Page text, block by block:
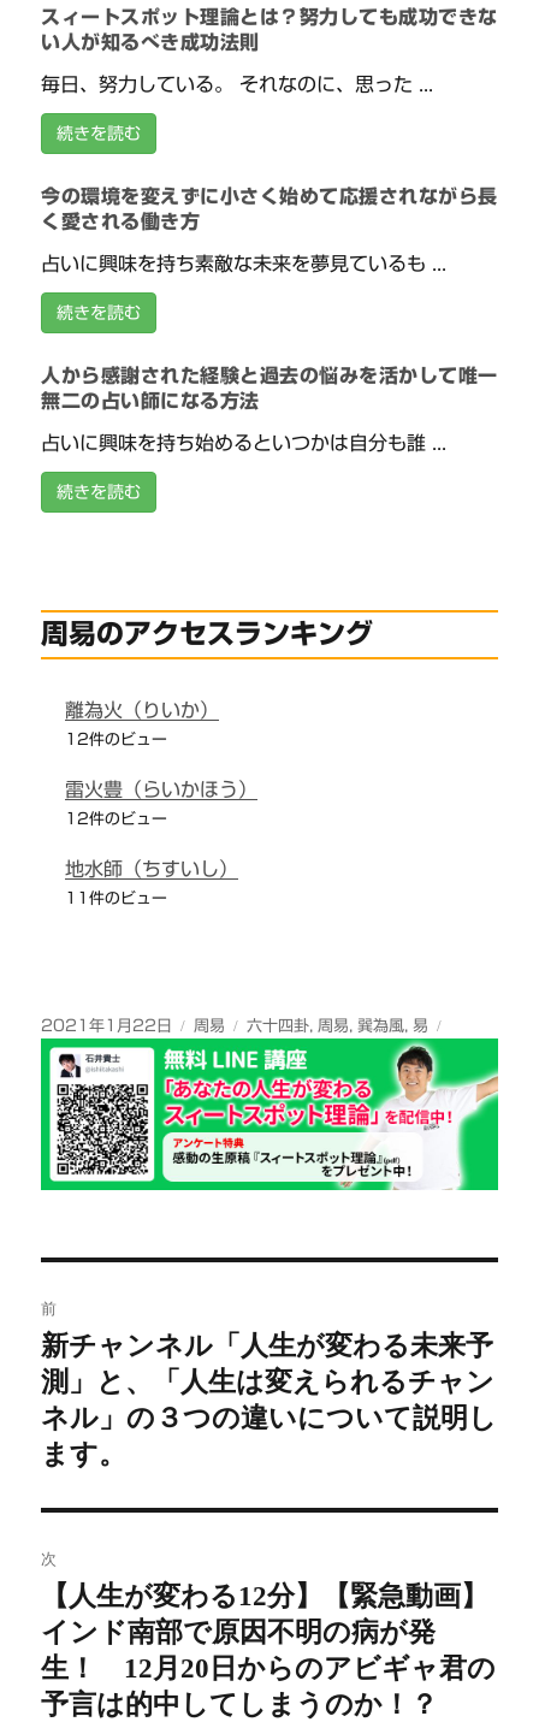
スィートスポット理論とは？努力しても成功できな
い人が知るべき成功法則
毎日、努力している。 それなのに、思った ...
続きを読む
今の環境を変えずに小さく始めて応援されながら長
く愛される働き方
占いに興味を持ち素敵な未来を夢見ているも ...
続きを読む
人から感謝された経験と過去の悩みを活かして唯一
無二の占い師になる方法
占いに興味を持ち始めるといつかは自分も誰 ...
続きを読む
周易のアクセスランキング
離為火（りいか）
12件のビュー
雷火豊（らいかほう）
12件のビュー
地水師（ちすいし）
11件のビュー
投
稿
2021年1月22日
カ
テ
ゴ
リ
ー
周易
タ
グ
六十四卦, 周易,巽為風,易
稿
ナ
ビ
シ
ョ
ン
前
前
の
投
稿:
新チャンネル「人生が変わる未来予
測」と、「人生は変えられるチャン
ネル」の３つの違いについて説明し
ます。
次
の
投
稿:
【人生が変わる12分】【緊急動画】
インド南部で原因不明の病が発
生！ 12月20日からのアビギャ君の
予言は的中してしまうのか！？